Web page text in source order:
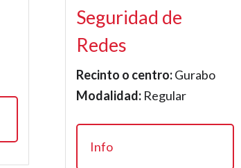
Seguridad de
Redes
Recinto o centro:Gurabo
Modalidad: Regular
Info